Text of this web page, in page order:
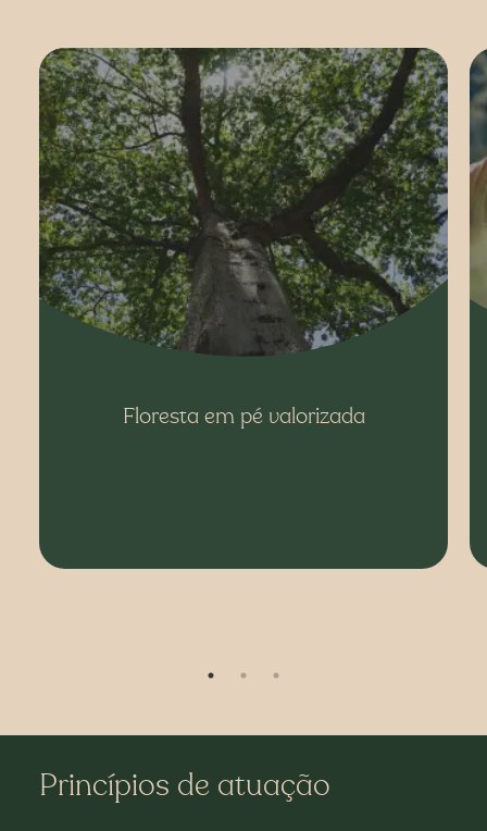
Floresta em pé valorizada
Princípios de atuação